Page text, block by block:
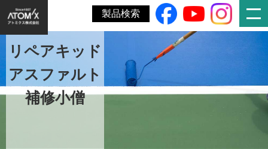
製品検索
リペアキッド
アスファルト
補修小僧